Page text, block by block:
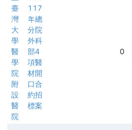
臺
灣
大
學
醫
學
院
附
設
醫
院
117
年總
分院
外科
部4
項醫
材開
口合
約招
標案
0